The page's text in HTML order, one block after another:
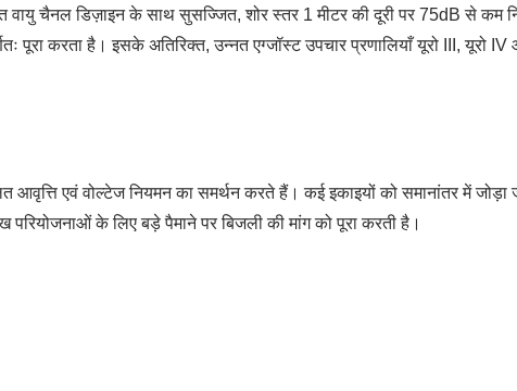
चैनल डिज़ाइन के साथ सुसज्जित, शोर स्तर 1 मीटर की दूरी पर 75dB से कम
पूरा करता है। इसके अतिरिक्त, उन्नत एग्जॉस्ट उपचार प्रणालियाँ यूरो III, यूरो
आवृत्ति एवं वोल्टेज नियमन का समर्थन करते हैं। कई इकाइयों को समानांतर में
परियोजनाओं के लिए बड़े पैमाने पर बिजली की मांग को पूरा करती है।